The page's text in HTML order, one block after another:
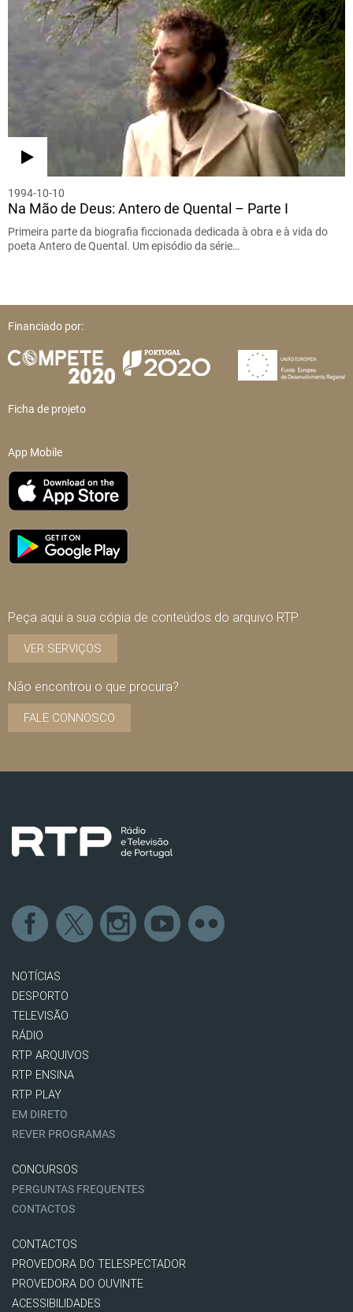
1994-10-10
Na Mão de Deus: Antero de Quental – Parte I
Primeira parte da biografia ficcionada dedicada à obra e à vida do
poeta Antero de Quental. Um episódio da série…
Financiado por:
Ficha de projeto
App Mobile
Peça aqui a sua cópia de conteúdos do arquivo RTP
VER SERVIÇOS
Não encontrou o que procura?
FALE CONNOSCO
NOTÍCIAS
DESPORTO
TELEVISÃO
RÁDIO
RTP ARQUIVOS
RTP ENSINA
RTP PLAY
EM DIRETO
REVER PROGRAMAS
CONCURSOS
PERGUNTAS FREQUENTES
CONTACTOS
CONTACTOS
PROVEDORA DO TELESPECTADOR
PROVEDORA DO OUVINTE
ACESSIBILIDADES